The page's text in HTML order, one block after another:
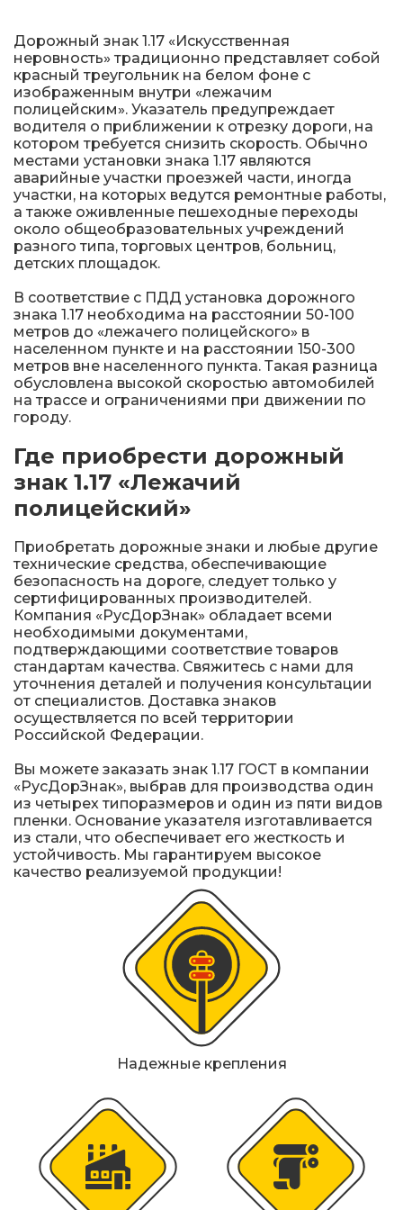
Сферические дорожные зеркала
Светофоры
Светодиодные светофоры T7
Мобильные сигнальные строительные
ограждения
Материалы для дорожной разметки
Знаки магистральных газопроводов
Дорожное оборудование
Железнодорожные путевые знаки
Прочее
Дорожный знак 1.17 «Искусственная
неровность» традиционно представляет собой
красный треугольник на белом фоне с
изображенным внутри «лежачим
полицейским». Указатель предупреждает
водителя о приближении к отрезку дороги, на
котором требуется снизить скорость. Обычно
местами установки знака 1.17 являются
аварийные участки проезжей части, иногда
участки, на которых ведутся ремонтные работы,
а также оживленные пешеходные переходы
около общеобразовательных учреждений
разного типа, торговых центров, больниц,
детских площадок.
В соответствие с ПДД установка дорожного
знака 1.17 необходима на расстоянии 50-100
метров до «лежачего полицейского» в
населенном пункте и на расстоянии 150-300
метров вне населенного пункта. Такая разница
обусловлена высокой скоростью автомобилей
на трассе и ограничениями при движении по
городу.
Где приобрести дорожный
знак 1.17 «Лежачий
полицейский»
Приобретать дорожные знаки и любые другие
технические средства, обеспечивающие
безопасность на дороге, следует только у
сертифицированных производителей.
Компания «РусДорЗнак» обладает всеми
необходимыми документами,
подтверждающими соответствие товаров
стандартам качества. Свяжитесь с нами для
уточнения деталей и получения консультации
от специалистов. Доставка знаков
осуществляется по всей территории
Российской Федерации.
Вы можете заказать знак 1.17 ГОСТ в компании
«РусДорЗнак», выбрав для производства один
из четырех типоразмеров и один из пяти видов
пленки. Основание указателя изготавливается
из стали, что обеспечивает его жесткость и
устойчивость. Мы гарантируем высокое
качество реализуемой продукции!
Надежные крепления